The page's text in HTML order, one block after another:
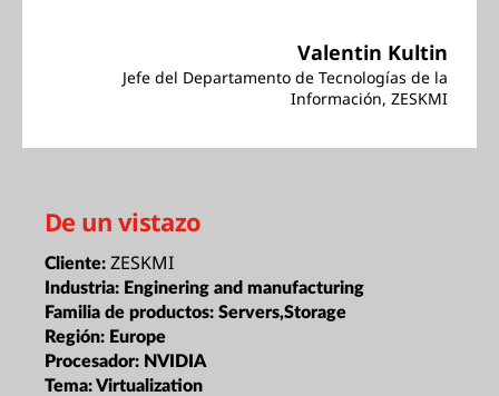
Valentin Kultin
Jefe del Departamento de Tecnologías de la
Información, ZESKMI
De un vistazo
Cliente: ZESKMI
Industria: Enginering and manufacturing
Familia de productos: Servers,Storage
Región: Europe
Procesador: NVIDIA
Tema:Virtualization